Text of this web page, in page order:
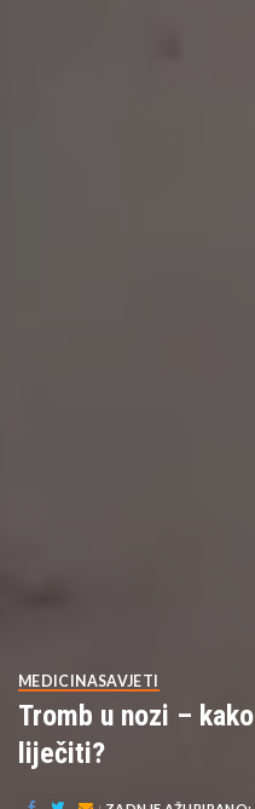
MEDICINASAVJETI
Tromb u nozi –
liječiti?